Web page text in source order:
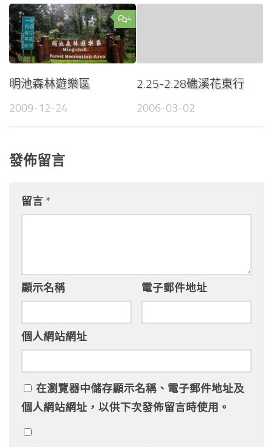
4
明池森林遊樂區
2009-12-24
2.25-2.28礁溪花東行
2006-03-02
發佈留言
留言 *
顯示名稱 電子郵件地址
個人網站網址
在瀏覽器中儲存顯示名稱、電子郵件地址及
個人網站網址，以供下次發佈留言時使用。